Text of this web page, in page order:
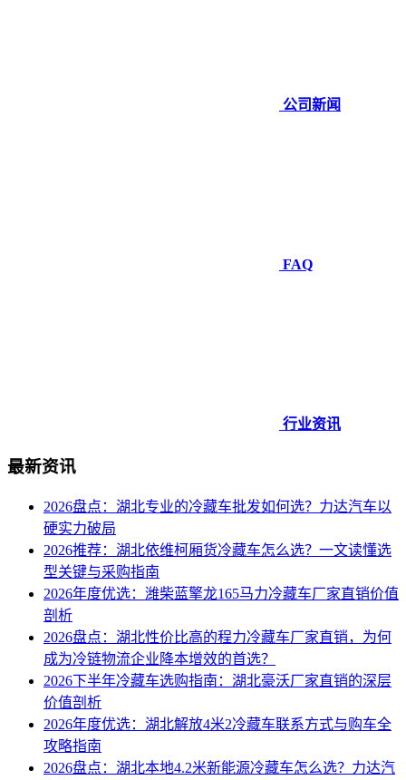
公司新闻
FAQ
行业资讯
最新资讯
2026盘点：湖北专业的冷藏车批发如何选？力达汽车以
硬实力破局
2026推荐：湖北依维柯厢货冷藏车怎么选？一文读懂选
型关键与采购指南
2026年度优选：潍柴蓝擎龙165马力冷藏车厂家直销价值
剖析
2026盘点：湖北性价比高的程力冷藏车厂家直销，为何
成为冷链物流企业降本增效的首选？
2026下半年冷藏车选购指南：湖北豪沃厂家直销的深层
价值剖析
2026年度优选：湖北解放4米2冷藏车联系方式与购车全
攻略指南
2026盘点：湖北本地4.2米新能源冷藏车怎么选？力达汽